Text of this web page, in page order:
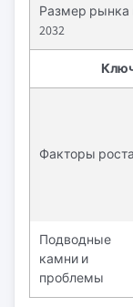
Размер рынка
2032
Факторы роста
Подводные
камни и
проблемы